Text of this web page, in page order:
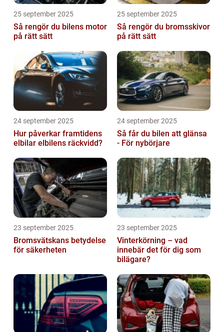
25 september 2025
Så rengör du bilens motor
på rätt sätt
25 september 2025
Så rengör du bromsskivor
på rätt sätt
24 september 2025
Hur påverkar framtidens
elbilar elbilens räckvidd?
24 september 2025
Så får du bilen att glänsa
- För nybörjare
23 september 2025
Bromsvätskans betydelse
för säkerheten
23 september 2025
Vinterkörning – vad
innebär det för dig som
bilägare?